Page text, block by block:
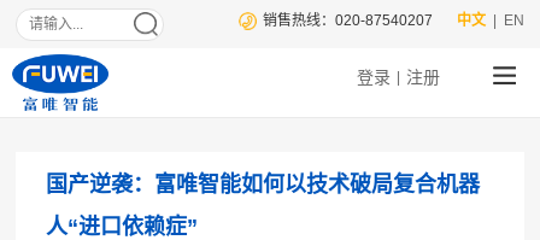
| EN
中文
销售热线：020-87540207
登录 注册
国产逆袭：富唯智能如何以技术破局复合机器
人“进口依赖症”